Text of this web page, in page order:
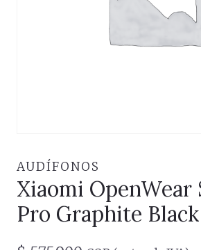
AUDÍFONOS
Xiaomi OpenWear
Pro Graphite Black